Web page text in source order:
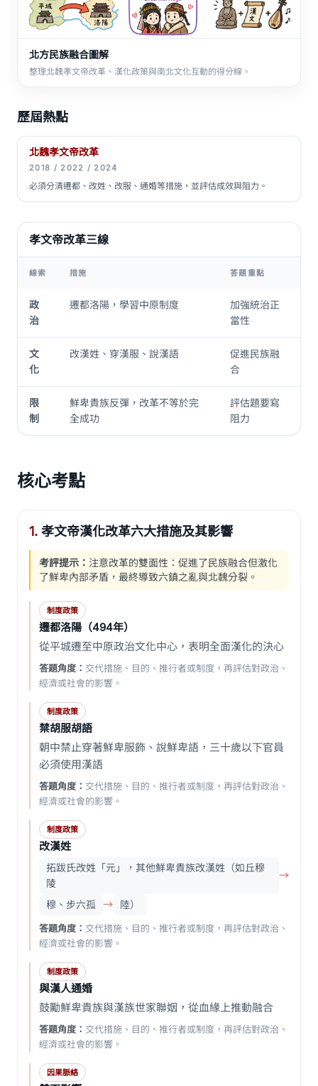
北方民族融合圖解
整理北魏孝文帝改革、漢化政策與南北文化互動的得分線。
歷屆熱點
北魏孝文帝改革
2018 / 2022 / 2024
必須分清遷都、改姓、改服、通婚等措施，並評估成效與阻力。
孝文帝改革三線
線索 措施 答題重點
政
治
遷都洛陽，學習中原制度
加強統治正
當性
文
化
改漢姓、穿漢服、說漢語
促進民族融
合
限
制
鮮卑貴族反彈，改革不等於完
全成功
評估題要寫
阻力
核心考點
1. 孝文帝漢化改革六大措施及其影響
考評提示： 注意改革的雙面性：促進了民族融合但激化
了鮮卑內部矛盾，最終導致六鎮之亂與北魏分裂。
制度政策
遷都洛陽（494年）
從平城遷至中原政治文化中心，表明全面漢化的決心
答題角度： 交代措施、目的、推行者或制度，再評估對政治、
經濟或社會的影響。
制度政策
禁胡服胡語
朝中禁止穿著鮮卑服飾、說鮮卑語，三十歲以下官員
必須使用漢語
答題角度： 交代措施、目的、推行者或制度，再評估對政治、
經濟或社會的影響。
制度政策
改漢姓
拓跋氏改姓「元」，其他鮮卑貴族改漢姓（如丘穆
陵
→
穆、步六孤 → 陸）
答題角度： 交代措施、目的、推行者或制度，再評估對政治、
經濟或社會的影響。
制度政策
與漢人通婚
鼓勵鮮卑貴族與漢族世家聯姻，從血緣上推動融合
答題角度： 交代措施、目的、推行者或制度，再評估對政治、
經濟或社會的影響。
因果脈絡